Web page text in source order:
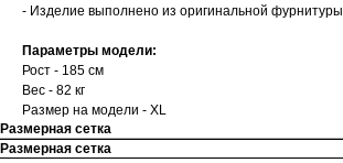
- Изделие выполнено из оригинальной фурнитуры
Параметры модели:
Рост - 185 см
Вес - 82 кг
Размер на модели - XL
Размерная сетка
Размерная сетка